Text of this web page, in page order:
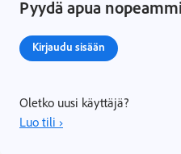
Pyydä apua
Kirjaudu sisään
Oletko uusi käyttäjä?
Luo tili ›